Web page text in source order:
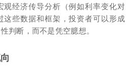
观经济传导分析（例如利率变化对
这些数据和框架，投资者可以形成
判断，而不是凭空臆想。